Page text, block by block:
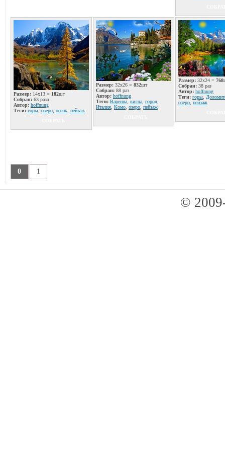
Размер: 14x13 = 182шт
Собран: 63 раза
Автор: hoffnung
Теги: горы озеро осень пейзаж
Размер: 32x26 = 832шт
Собран: 88 раз
Автор: hoffnung
Теги: Варенна вилла город
Италия Комо озеро пейзаж
Размер: 32x24 = 768
Собран: 38 раз
Автор: hoffnung
Теги: горы
озеро пейзаж
0 1
©